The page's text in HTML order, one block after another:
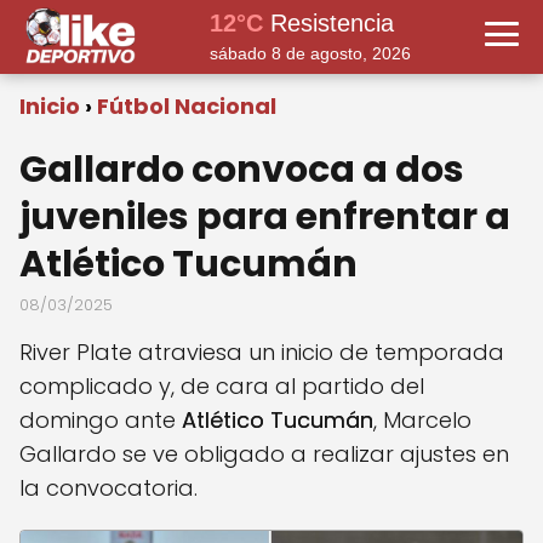
12°C Resistencia
sábado 8 de agosto, 2026
Inicio Fútbol Nacional
Gallardo convoca a dos
juveniles para enfrentar a
Atlético Tucumán
08/03/2025
River Plate atraviesa un inicio de temporada
complicado y, de cara al partido del
domingo ante Atlético Tucumán, Marcelo
Gallardo se ve obligado a realizar ajustes en
la convocatoria.